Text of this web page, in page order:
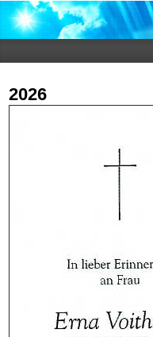
2026